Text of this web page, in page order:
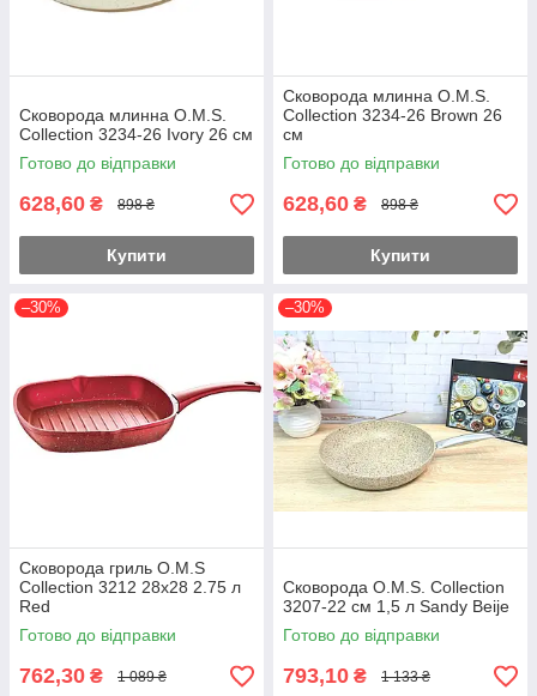
Сковорода млинна O.M.S.
Collection 3234-26 Ivory 26 см
Готово до відправки
628,60 ₴ 898 ₴
Купити
Сковорода млинна O.M.S.
Collection 3234-26 Brown 26
см
Готово до відправки
628,60 ₴ 898 ₴
Купити
–30%
Сковорода гриль O.M.S
Collection 3212 28х28 2.75 л
Red
Готово до відправки
762,30 ₴ 1 089 ₴
–30%
Сковорода O.M.S. Collection
3207-22 см 1,5 л Sandy Beije
Готово до відправки
793,10 ₴ 1 133 ₴